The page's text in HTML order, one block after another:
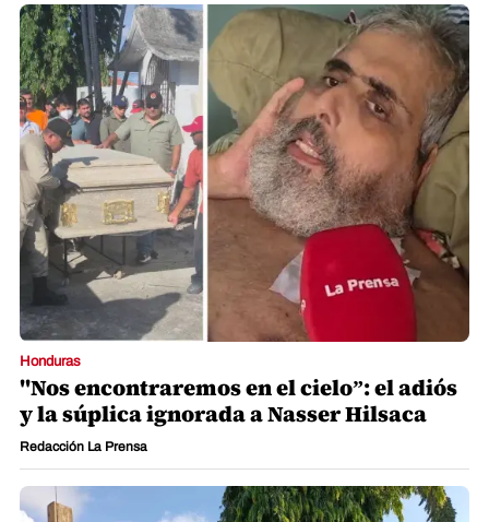
Honduras
"Nos encontraremos en el cielo”: el adiós
y la súplica ignorada a Nasser Hilsaca
Redacción La Prensa